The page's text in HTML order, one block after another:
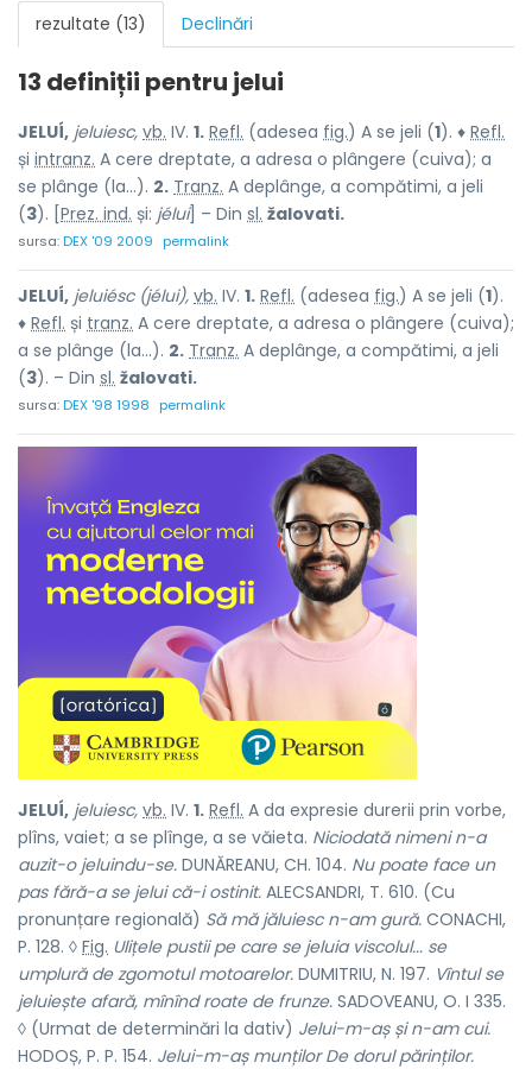
rezultate (13) Declinări
13 definiții pentru jelui
JELUÍ, jeluiesc, vb. IV. 1. Refl. (adesea fig.) A se jeli (1). ♦ Refl.
și intranz. A cere dreptate, a adresa o plângere (cuiva); a
se plânge (la...). 2. Tranz. A deplânge, a compătimi, a jeli
(3). [ Prez. ind. și: jélui] – Din sl. žalovati.
sursa:DEX '09 2009 permalink
JELUÍ, jeluiésc (jélui), vb. IV. 1. Refl. (adesea fig.) A se jeli (1).
♦ Refl. și tranz. A cere dreptate, a adresa o plângere (cuiva);
a se plânge (la...). 2. Tranz. A deplânge, a compătimi, a jeli
(3). – Din sl. žalovati.
sursa:DEX '98 1998 permalink
JELUÍ, jeluiesc, vb. IV. 1. Refl. A da expresie durerii prin vorbe,
plîns, vaiet; a se plînge, a se văieta. Niciodată nimeni n-a
auzit-o jeluindu-se. DUNĂREANU, CH. 104. Nu poate face un
pas fără-a se jelui că-i ostinit. ALECSANDRI, T. 610. (Cu
pronunțare regională) Să mă jăluiesc n-am gură. CONACHI,
P. 128. ◊ Fig. Ulițele pustii pe care se jeluia viscolul... se
umplură de zgomotul motoarelor. DUMITRIU, N. 197. Vîntul se
jeluiește afară, mînînd roate de frunze. SADOVEANU, O. I 335.
◊ (Urmat de determinări la dativ) Jelui-m-aș și n-am cui.
HODOȘ, P. P. 154. Jelui-m-aș munților De dorul părinților.